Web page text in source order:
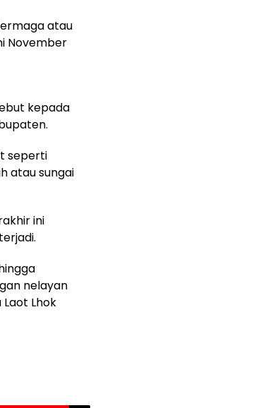
atau
November
kepada
seperti
atau sungai
ini
nelayan
Lhok